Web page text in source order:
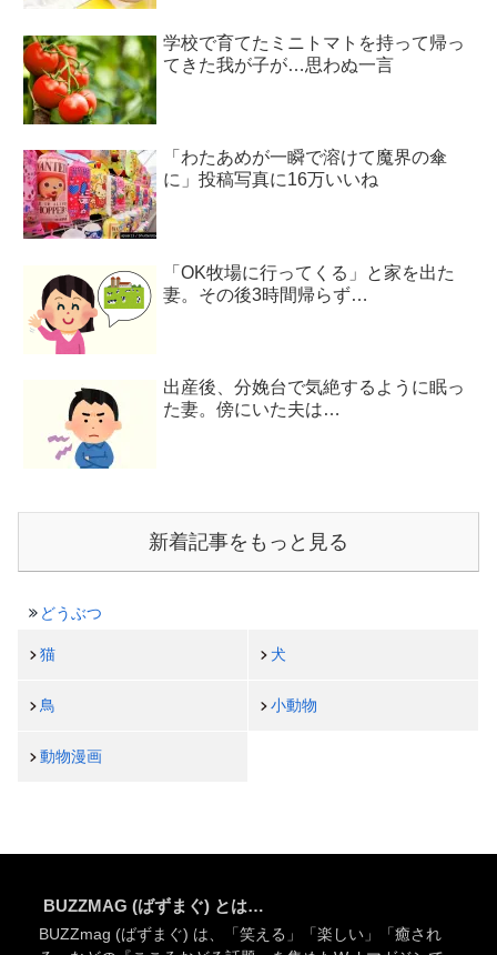
学校で育てたミニトマトを持って帰っ
てきた我が子が…思わぬ一言
「わたあめが一瞬で溶けて魔界の傘
に」投稿写真に16万いいね
「OK牧場に行ってくる」と家を出た
妻。その後3時間帰らず…
出産後、分娩台で気絶するように眠っ
た妻。傍にいた夫は…
新着記事をもっと見る
どうぶつ
猫 犬
鳥 小動物
動物漫画
BUZZMAG (ばずまぐ) とは…
BUZZmag (ばずまぐ) は、「笑える」「楽しい」「癒され